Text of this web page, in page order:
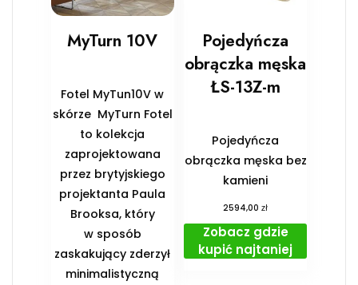
MyTurn 10V
Fotel MyTun10V w
skórze MyTurn Fotel
to kolekcja
zaprojektowana
przez brytyjskiego
projektanta Paula
Brooksa, który
w sposób
zaskakujący zderzył
minimalistyczną
Pojedyńcza
obrączka męska
ŁS-13Z-m
Pojedyńcza
obrączka męska bez
kamieni
2594,00zł
Zobacz gdzie
kupić najtaniej